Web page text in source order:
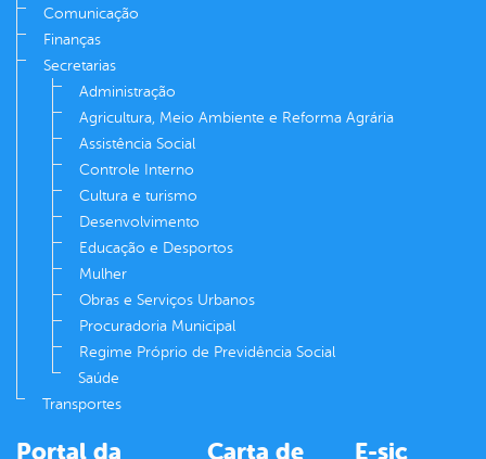
Comunicação
Finanças
Secretarias
Administração
Agricultura, Meio Ambiente e Reforma Agrária
Assistência Social
Controle Interno
Cultura e turismo
Desenvolvimento
Educação e Desportos
Mulher
Obras e Serviços Urbanos
Procuradoria Municipal
Regime Próprio de Previdência Social
Saúde
Transportes
Portal da
Carta de
E-sic